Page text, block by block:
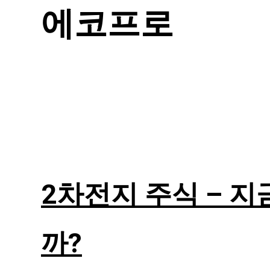
에코프로
2차전지 주식 – 지
까?